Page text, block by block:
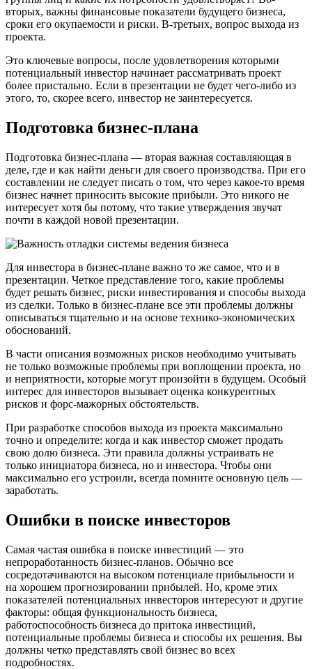
вторых, важны финансовые показатели будущего бизнеса,
сроки его окупаемости и риски. В-третьих, вопрос выхода из
проекта.
Это ключевые вопросы, после удовлетворения которыми
потенциальный инвестор начинает рассматривать проект
более пристально. Если в презентации не будет чего-либо из
этого, то, скорее всего, инвестор не заинтересуется.
Подготовка бизнес-плана
Подготовка бизнес-плана — вторая важная составляющая в
деле, где и как найти деньги для своего производства. При его
составлении не следует писать о том, что через какое-то время
бизнес начнет приносить высокие прибыли. Это никого не
интересует хотя бы потому, что такие утверждения звучат
почти в каждой новой презентации.
Для инвестора в бизнес-плане важно то же самое, что и в
презентации. Четкое представление того, какие проблемы
будет решать бизнес, риски инвестирования и способы выхода
из сделки. Только в бизнес-плане все эти проблемы должны
описываться тщательно и на основе технико-экономических
обоснований.
В части описания возможных рисков необходимо учитывать
не только возможные проблемы при воплощении проекта, но
и неприятности, которые могут произойти в будущем. Особый
интерес для инвесторов вызывает оценка конкурентных
рисков и форс-мажорных обстоятельств.
При разработке способов выхода из проекта максимально
точно и определите: когда и как инвестор сможет продать
свою долю бизнеса. Эти правила должны устраивать не
только инициатора бизнеса, но и инвестора. Чтобы они
максимально его устроили, всегда помните основную цель —
заработать.
Ошибки в поиске инвесторов
Самая частая ошибка в поиске инвестиций — это
непроработанность бизнес-планов. Обычно все
сосредотачиваются на высоком потенциале прибыльности и
на хорошем прогнозировании прибылей. Но, кроме этих
показателей потенциальных инвесторов интересуют и другие
факторы: общая функциональность бизнеса,
работоспособность бизнеса до притока инвестиций,
потенциальные проблемы бизнеса и способы их решения. Вы
должны четко представлять свой бизнес во всех
подробностях.